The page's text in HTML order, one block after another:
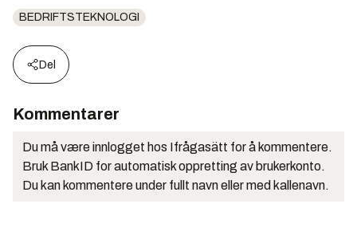
BEDRIFTSTEKNOLOGI
Del
Kommentarer
Du må være innlogget hos Ifrågasätt for å kommentere.
Bruk BankID for automatisk oppretting av brukerkonto.
Du kan kommentere under fullt navn eller med kallenavn.